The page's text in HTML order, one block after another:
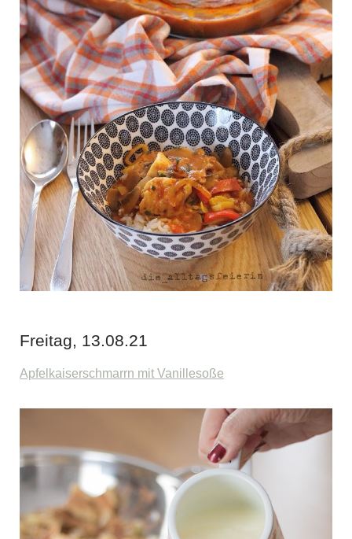
Freitag, 13.08.21
Apfelkaiserschmarrn mit Vanillesoße